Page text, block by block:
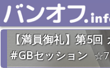
【満員御礼】第5
#GBセッション
7